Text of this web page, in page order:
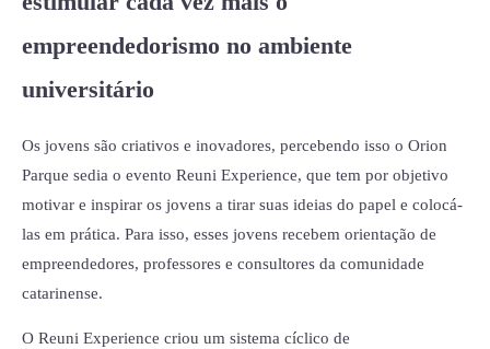
empreendedorismo no ambiente
universitário
Os jovens são criativos e inovadores, percebendo isso o Orion
Parque sedia o evento Reuni Experience, que tem por objetivo
motivar e inspirar os jovens a tirar suas ideias do papel e colocá-
las em prática. Para isso, esses jovens recebem orientação de
empreendedores, professores e consultores da comunidade
catarinense.
O Reuni Experience criou um sistema cíclico de